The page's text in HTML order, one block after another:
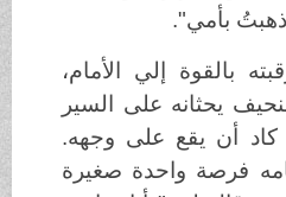
بأمي".
بالقوة إلي الأمام،
يحثانه على السير
أن يقع على وجهه.
فرصة واحدة صغيرة